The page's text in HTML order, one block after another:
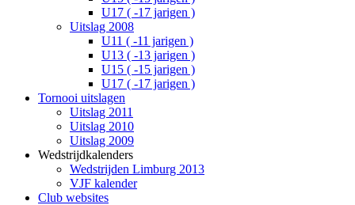
U17 ( -17 jarigen )
Uitslag 2008
U11 ( -11 jarigen )
U13 ( -13 jarigen )
U15 ( -15 jarigen )
U17 ( -17 jarigen )
Tornooi uitslagen
Uitslag 2011
Uitslag 2010
Uitslag 2009
Wedstrijdkalenders
Wedstrijden Limburg 2013
VJF kalender
Club websites